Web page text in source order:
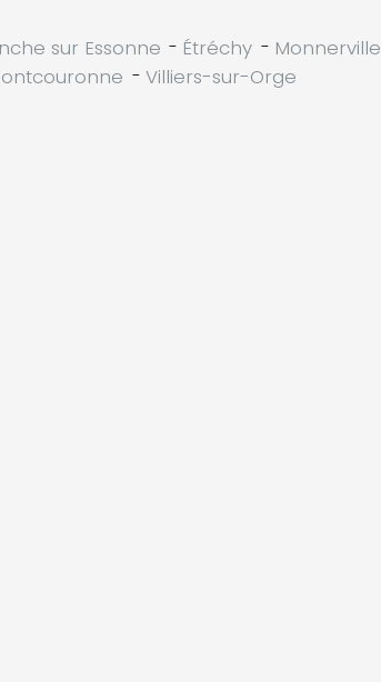
sur Essonne - Étréchy - Monnerville
- Villiers-sur-Orge